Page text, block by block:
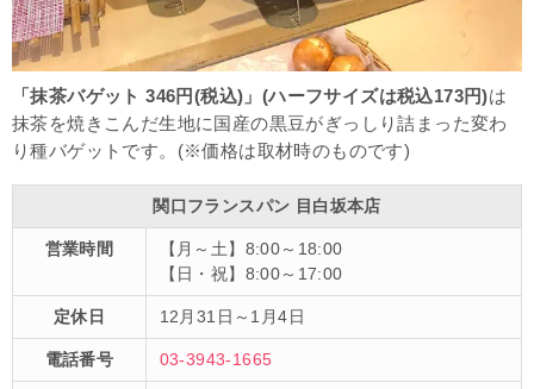
「抹茶バゲット 346円(税込)」(ハーフサイズは税込173円)は
抹茶を焼きこんだ生地に国産の黒豆がぎっしり詰まった変わ
り種バゲットです。(※価格は取材時のものです)
関口フランスパン 目白坂本店
営業時間
【月～土】8:00～18:00
【日・祝】8:00～17:00
定休日 12月31日～1月4日
電話番号 03-3943-1665